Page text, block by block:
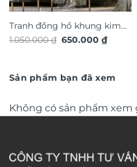
Tranh đồng hồ khung kim
loại cao cấp xu hướng trang
1.050.000₫ Giá
650.000₫Giá
Sản phẩm bạn đã xem
Không có sản phẩm xem